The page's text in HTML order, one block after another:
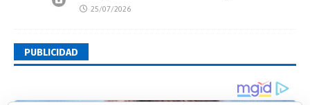
25/07/2026
PUBLICIDAD